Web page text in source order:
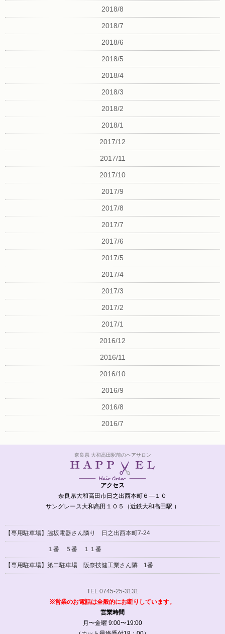
2018/8
2018/7
2018/6
2018/5
2018/4
2018/3
2018/2
2018/1
2017/12
2017/11
2017/10
2017/9
2017/8
2017/7
2017/6
2017/5
2017/4
2017/3
2017/2
2017/1
2016/12
2016/11
2016/10
2016/9
2016/8
2016/7
奈良県 大和高田駅前のヘアサロン
アクセス
奈良県大和高田市日之出西本町６―１０
サングレース大和高田１０５（近鉄大和高田駅 ）
【専用駐車場】脇坂電器さん隣り 日之出西本町7-24
１番 ５番 １１番
【専用駐車場】 第二駐車場 阪奈技健工業さん隣 1番
TEL 0745-25-3131
※営業のお電話は全般的にお断りしています。
営業時間
月〜金曜 9:00〜19:00